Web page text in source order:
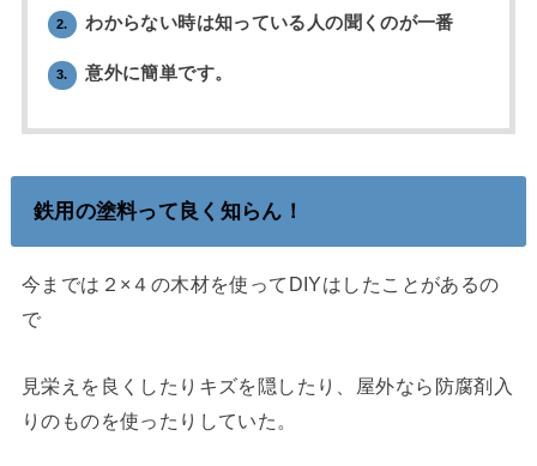
2. わからない時は知っている人の聞くのが一番
3. 意外に簡単です。
鉄用の塗料って良く知らん！
今までは２×４の木材を使ってDIYはしたことがあるの
で
見栄えを良くしたりキズを隠したり、屋外なら防腐剤入
りのものを使ったりしていた。